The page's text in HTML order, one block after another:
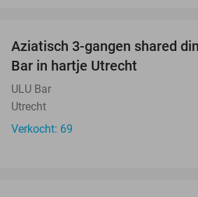
Aziatisch 3-gangen shared
Bar in hartje Utrecht
ULU Bar
Utrecht
Verkocht: 69